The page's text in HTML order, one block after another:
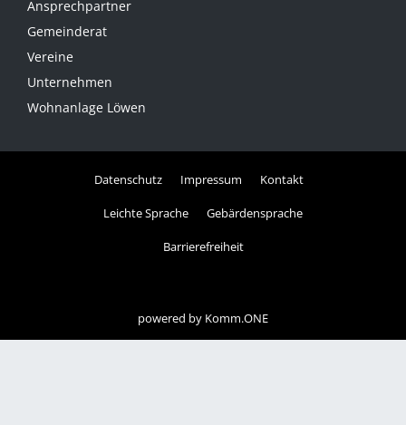
Ansprechpartner
Gemeinderat
Vereine
Unternehmen
Wohnanlage Löwen
Datenschutz Impressum Kontakt
Leichte Sprache Gebärdensprache
Barrierefreiheit
powered by Komm.ONE